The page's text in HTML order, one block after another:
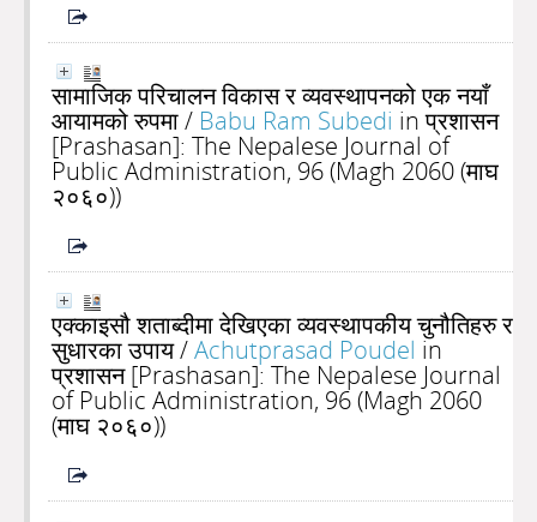
सामाजिक परिचालन विकास र व्यवस्थापनको एक नयाँ
आयामको रुपमा/ Babu Ram Subedi in प्रशासन
[Prashasan]: The Nepalese Journal of
Public Administration, 96 (Magh 2060 (माघ
२०६०))
एक्काइसौ शताब्दीमा देखिएका व्यवस्थापकीय चुनौतिहरु र
सुधारका उपाय/Achutprasad Poudel in
प्रशासन [Prashasan]: The Nepalese Journal
of Public Administration, 96 (Magh 2060
(माघ २०६०))